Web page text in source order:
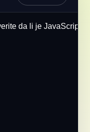
da li je JavaScript